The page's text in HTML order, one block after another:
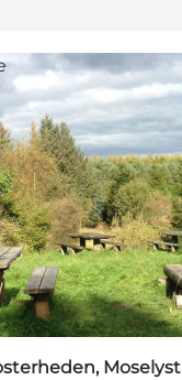
Moselyst